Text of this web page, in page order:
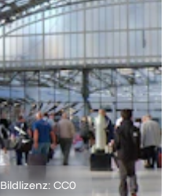
Bildlizenz: CC0